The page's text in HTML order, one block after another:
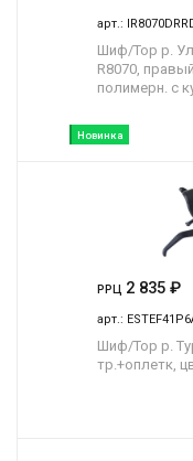
Новинка
арт.:
Шиф/Тор р.
R8070,
полимерн. с
РРЦ 2 835 ₽
арт.:
Шиф/Тор р.
тр.+оплетк,